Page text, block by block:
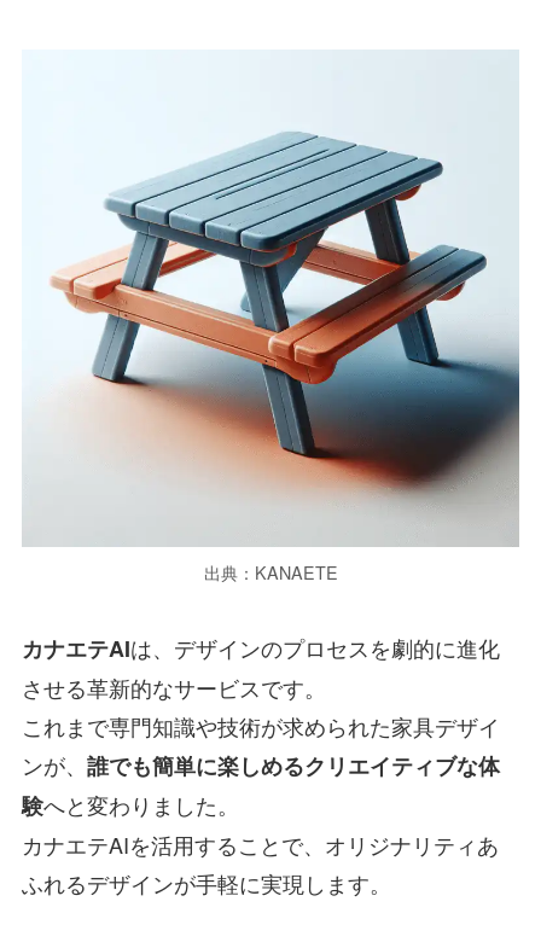
出典：KANAETE
カナエテAIは、デザインのプロセスを劇的に進化
させる革新的なサービスです。
これまで専門知識や技術が求められた家具デザイ
ンが、 誰でも簡単に楽しめるクリエイティブな体
験へと変わりました。
カナエテAIを活用することで、オリジナリティあ
ふれるデザインが手軽に実現します。